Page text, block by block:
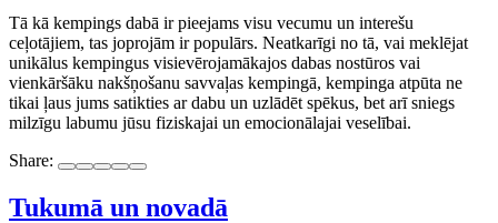
Tā kā kempings dabā ir pieejams visu vecumu un interešu
ceļotājiem, tas joprojām ir populārs. Neatkarīgi no tā, vai meklējat
unikālus kempingus visievērojamākajos dabas nostūros vai
vienkāršāku nakšņošanu savvaļas kempingā, kempinga atpūta ne
tikai ļaus jums satikties ar dabu un uzlādēt spēkus, bet arī sniegs
milzīgu labumu jūsu fiziskajai un emocionālajai veselībai.
Share:
Tukumā un novadā